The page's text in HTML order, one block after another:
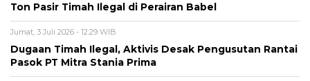
Ton Pasir Timah Ilegal di Perairan Babel
Jumat, 3 Juli 2026 - 12:29 WIB
Dugaan Timah Ilegal, Aktivis Desak Pengusutan Rantai
Pasok PT Mitra Stania Prima